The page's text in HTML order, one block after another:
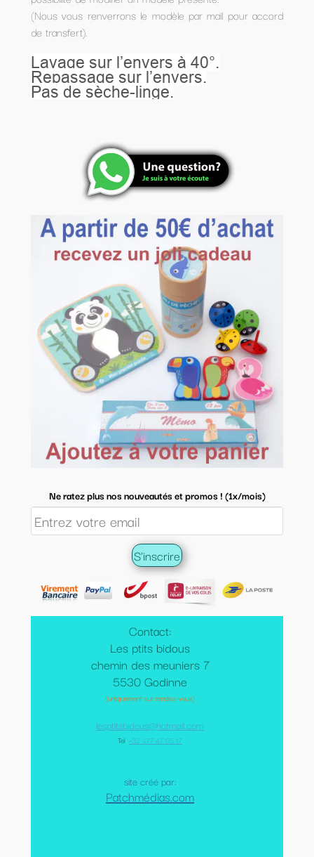
Contact:
Les ptits bidous
chemin des meuniers 7
5530 Godinne
(uniquement sur rendez-vous)
lesptitsbidous@hotmail.com
Tel: +32 477 47 05 17
site créé par:
Patchmédias.com
Ne ratez plus nos nouveautés et promos ! (1x/mois)
(Nous vous renverrons le modèle par mail pour accord
de transfert).
Lavage sur l’envers à 40°.
Repassage sur l’envers.
Pas de sèche-linge.